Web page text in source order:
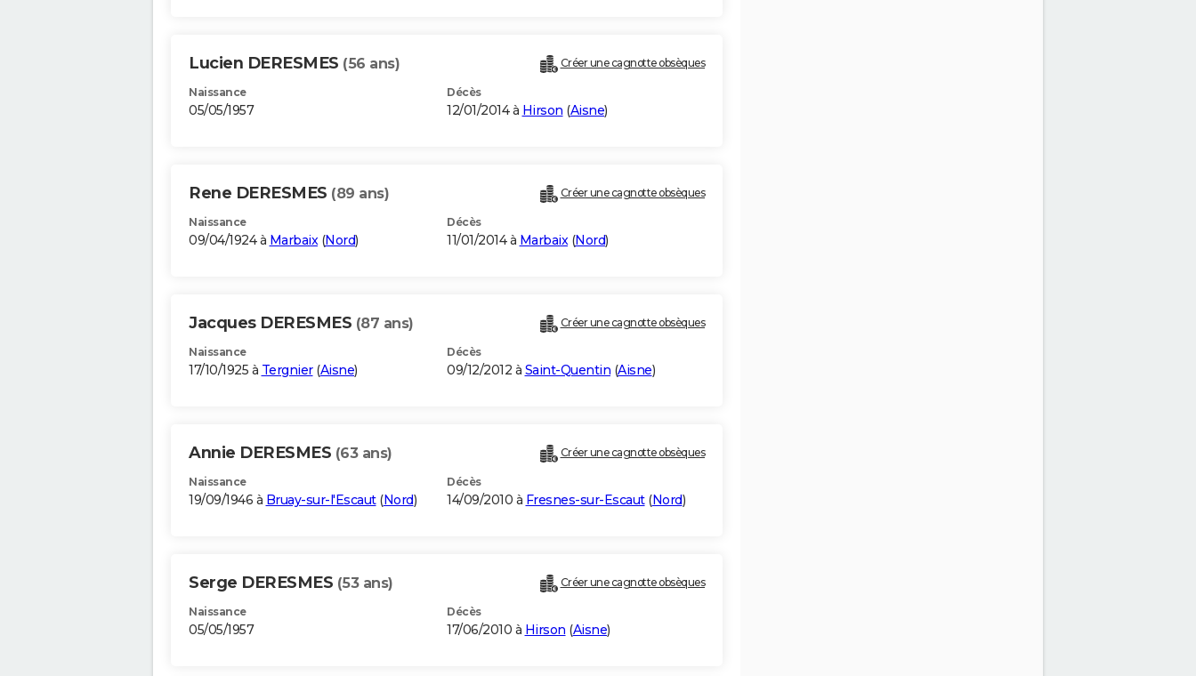
Lucien DERESMES (56 ans) Créer une cagnotte obsèques
Naissance
05/05/1957
Décès
12/01/2014 à Hirson (Aisne)
Rene DERESMES (89 ans) Créer une cagnotte obsèques
Naissance
09/04/1924 à Marbaix(Nord)
Décès
11/01/2014 à Marbaix(Nord)
Jacques DERESMES (87 ans) Créer une cagnotte obsèques
Naissance
17/10/1925 à Tergnier(Aisne)
Décès
09/12/2012 à Saint-Quentin (Aisne)
Annie DERESMES (63 ans) Créer une cagnotte obsèques
Naissance
19/09/1946 à Bruay-sur-l'Escaut(Nord)
Décès
14/09/2010 à Fresnes-sur-Escaut(Nord)
Serge DERESMES (53 ans) Créer une cagnotte obsèques
Naissance
05/05/1957
Décès
17/06/2010 à Hirson (Aisne)